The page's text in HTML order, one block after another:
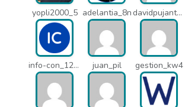
yopli2000_5 adelantia_8n davidpujantelopez_mrf
info-con_12812 juan_pil gestion_kw4